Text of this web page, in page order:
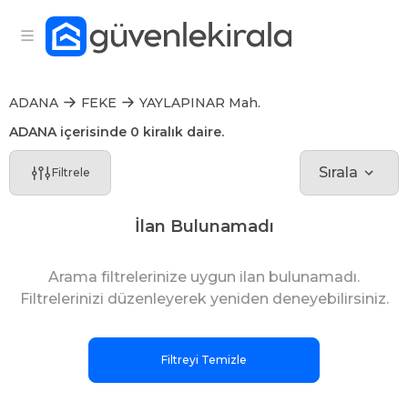
ADANA FEKE
YAYLAPINAR Mah.
ADANA içerisinde 0 kiralık daire.
Filtrele Sırala
İlan Bulunamadı
Arama filtrelerinize uygun ilan bulunamadı.
Filtrelerinizi düzenleyerek yeniden deneyebilirsiniz.
Filtreyi Temizle